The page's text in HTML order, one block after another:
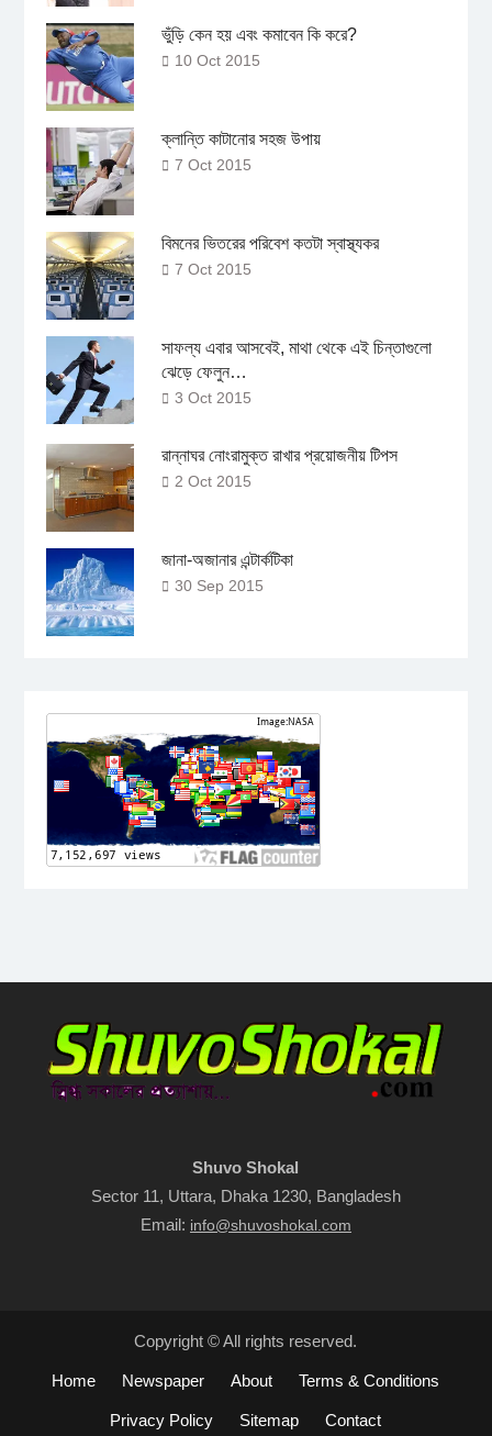
ভুঁড়ি কেন হয় এবং কমাবেন কি করে?
10 Oct 2015
ক্লান্তি কাটানোর সহজ উপায়
7 Oct 2015
বিমনের ভিতরের পরিবেশ কতটা স্বাস্থ্যকর
7 Oct 2015
সাফল্য এবার আসবেই, মাথা থেকে এই চিন্তাগুলো
ঝেড়ে ফেলুন…
3 Oct 2015
রান্নাঘর নোংরামুক্ত রাখার প্রয়োজনীয় টিপস
2 Oct 2015
জানা-অজানার এন্টার্কটিকা
30 Sep 2015
Shuvo Shokal
Sector 11, Uttara, Dhaka 1230, Bangladesh
Email: info@shuvoshokal.com
Copyright © All rights reserved.
Home Newspaper About Terms & Conditions
Privacy Policy Sitemap Contact